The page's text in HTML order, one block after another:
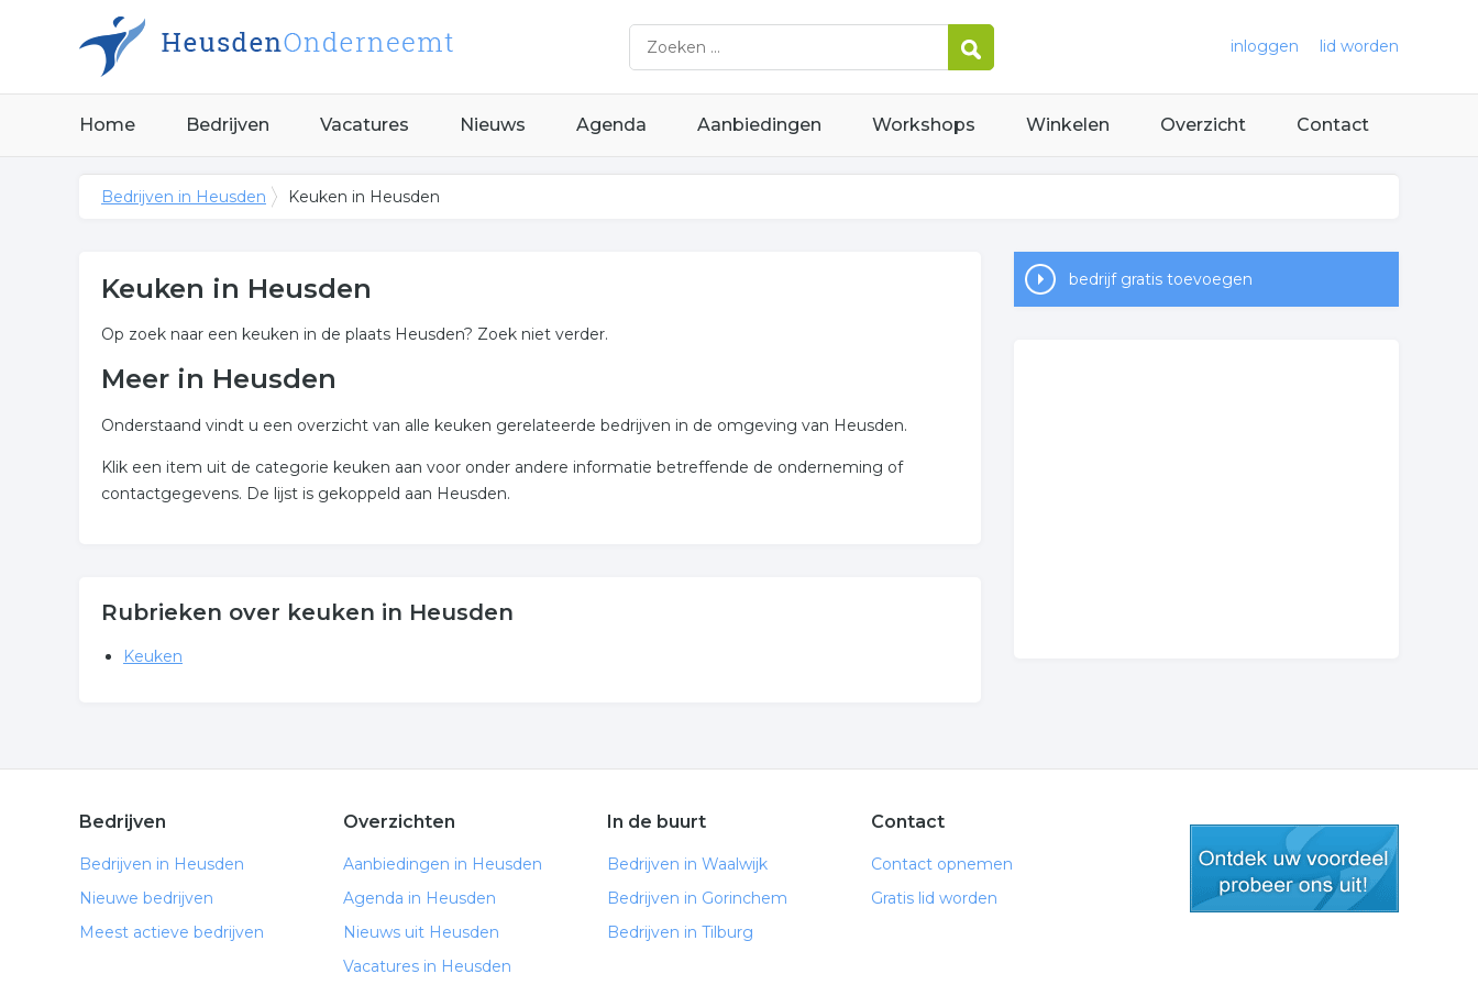
inloggen lid worden
Home Bedrijven Vacatures Nieuws Agenda Aanbiedingen Workshops Winkelen Overzicht Contact
Bedrijven in Heusden Keuken in Heusden
Keuken in Heusden
Op zoek naar een keuken in de plaats Heusden? Zoek niet verder.
Meer in Heusden
Onderstaand vindt u een overzicht van alle keuken gerelateerde bedrijven in de omgeving van Heusden.
Klik een item uit de categorie keuken aan voor onder andere informatie betreffende de onderneming of
contactgegevens. De lijst is gekoppeld aan Heusden.
Rubrieken over keuken in Heusden
Keuken
bedrijf gratis toevoegen
Bedrijven
Bedrijven in Heusden
Nieuwe bedrijven
Meest actieve bedrijven
Overzichten
Aanbiedingen in Heusden
Agenda in Heusden
Nieuws uit Heusden
Vacatures in Heusden
In de buurt
Bedrijven in Waalwijk
Bedrijven in Gorinchem
Bedrijven in Tilburg
Contact
Contact opnemen
Gratis lid worden